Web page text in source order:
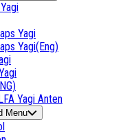
Yagi
Yagi(Eng)
Yagi Anten
Menu